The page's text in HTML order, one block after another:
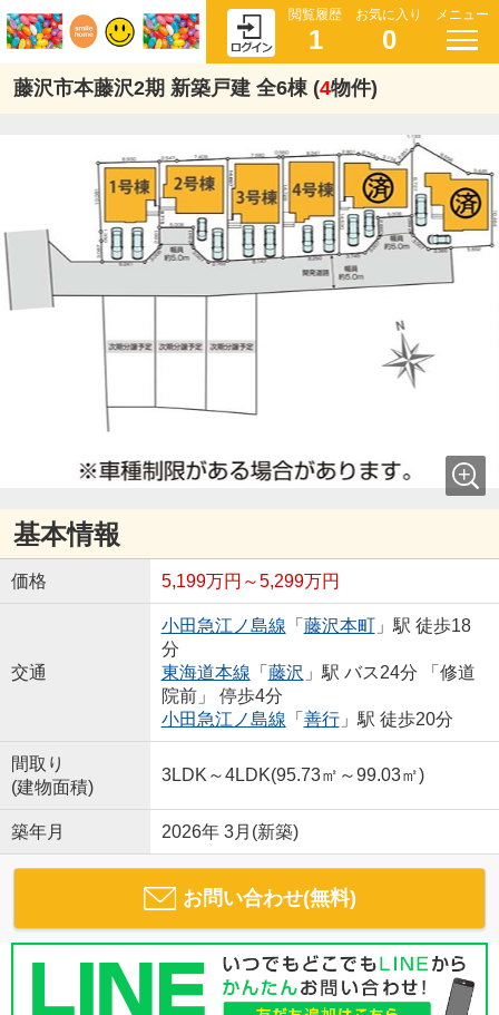
閲覧履歴
1
お気に入り
0
メニュー
藤沢市本藤沢2期 新築戸建 全6棟 (4物件)
基本情報
価格 5,199万円～5,299万円
交通
小田急江ノ島線 「 藤沢本町」駅 徒歩18
分
東海道本線 「 藤沢 」駅 バス24分 「修道
院前」 停歩4分
小田急江ノ島線 「 善行」駅 徒歩20分
間取り
(建物面積)
3LDK～4LDK(95.73㎡～99.03㎡)
築年月 2026年 3月(新築)
お問い合わせ(無料)